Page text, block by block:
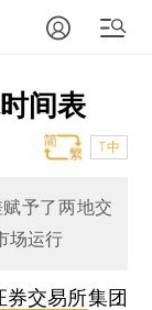
间表
T中
予了两地交
场运行
券交易所集团